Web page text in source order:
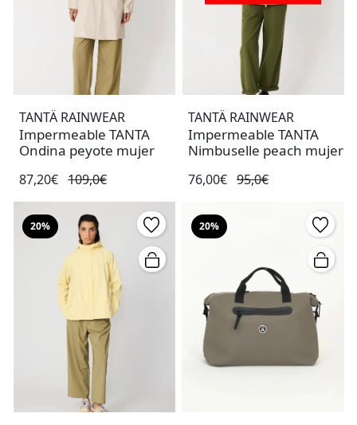
TANTÄ RAINWEAR
Impermeable TANTA
Ondina peyote mujer
87,20€ 109,0€
TANTÄ RAINWEAR
Impermeable TANTA
Nimbuselle peach mujer
76,00€ 95,0€
20% 20%